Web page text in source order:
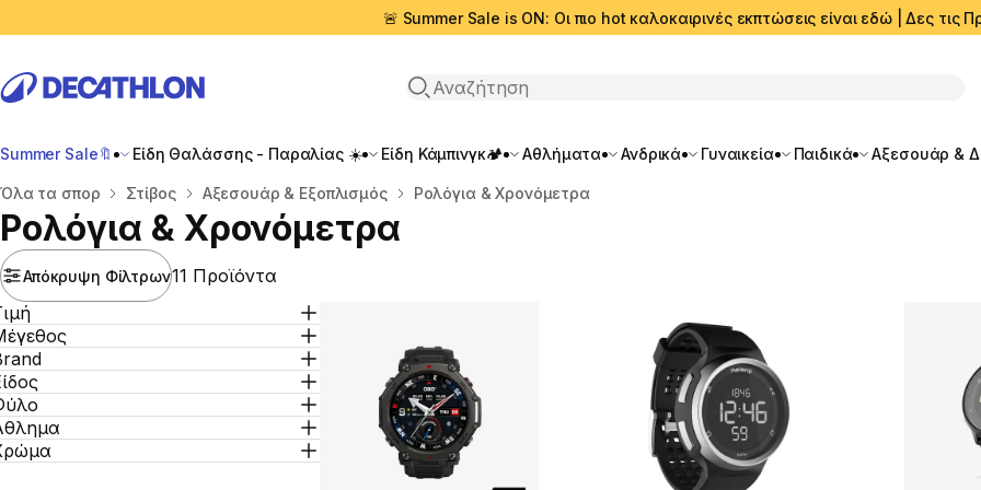
🚨 Summer Sale is ON: Οι πιο hot καλοκαιρινές εκπτώσεις είναι εδώ | Δες τις
Αναζήτηση
Summer Sale🔖 Είδη Θαλάσσης - Παραλίας ☀️ Είδη Κάμπινγκ🏕️ Αθλήματα Ανδρικά Γυναικεία Παιδικά Αξεσουάρ &
Αρχική σελίδα
Όλα τα σπορ Στίβος Αξεσουάρ & Εξοπλισμός Ρολόγια & Χρονόμετρα
Ρολόγια & Χρονόμετρα
Απόκρυψη Φίλτρων11 Προϊόντα